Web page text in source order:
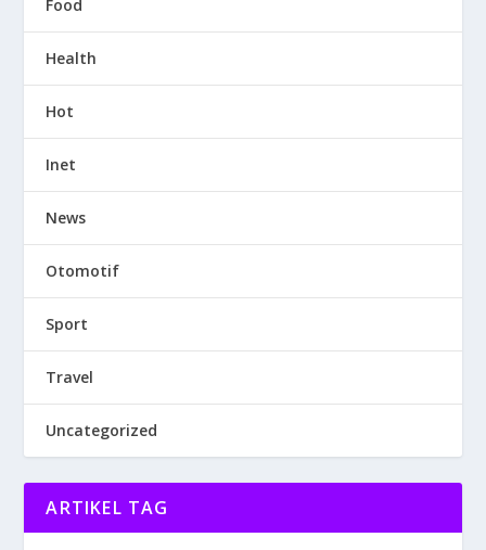
Food
Health
Hot
Inet
News
Otomotif
Sport
Travel
Uncategorized
ARTIKEL TAG